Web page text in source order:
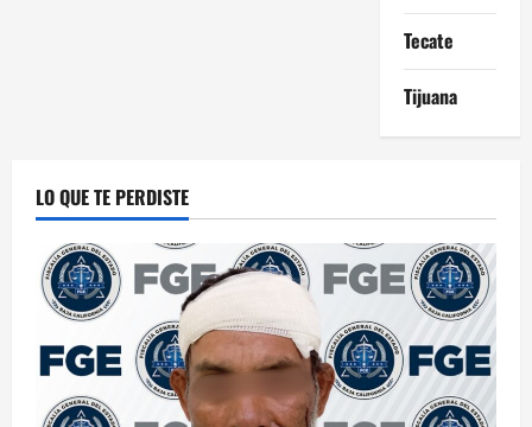
Tecate
Tijuana
LO QUE TE PERDISTE